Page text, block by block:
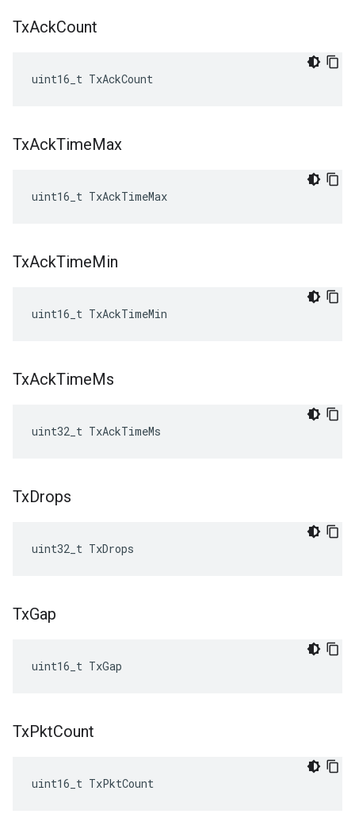
TxAckCount
uint16_t TxAckCount
TxAckTimeMax
uint16_t TxAckTimeMax
TxAckTimeMin
uint16_t TxAckTimeMin
TxAckTimeMs
uint32_t TxAckTimeMs
TxDrops
uint32_t TxDrops
TxGap
uint16_t TxGap
TxPktCount
uint16_t TxPktCount